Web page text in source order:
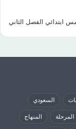
ابتدائي الفصل الثاني
السعودي
المرحلة المنهاج